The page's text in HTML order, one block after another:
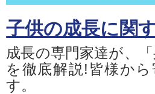
子供の成長に関
成長の専門家達が、
を徹底解説!皆様か
す。